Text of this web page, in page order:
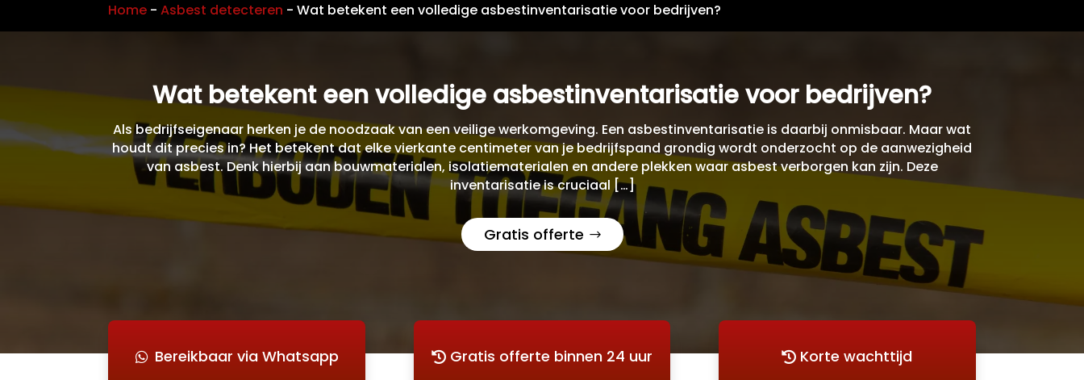
Home -Asbest detecteren -Wat betekent een volledige asbestinventarisatie voor bedrijven?
Wat betekent een volledige asbestinventarisatie voor bedrijven?
Als bedrijfseigenaar herken je de noodzaak van een veilige werkomgeving. Een asbestinventarisatie is daarbij onmisbaar. Maar wat
houdt dit precies in? Het betekent dat elke vierkante centimeter van je bedrijfspand grondig wordt onderzocht op de aanwezigheid
van asbest. Denk hierbij aan bouwmaterialen, isolatiematerialen en andere plekken waar asbest verborgen kan zijn. Deze
inventarisatie is cruciaal […]
Gratis offerte
Bereikbaar via Whatsapp Gratis offerte binnen 24 uur Korte wachttijd